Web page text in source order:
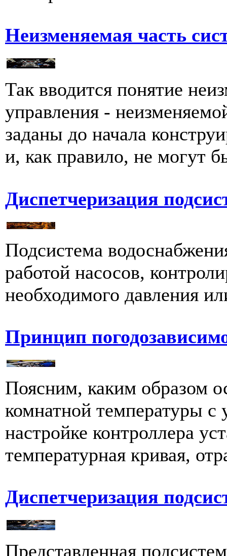
Неизменяемая часть
Так вводится понятие
управления -
заданы до начала
и, как правило, не могут
Диспетчеризация
Подсистема
работой насосов,
необходимого давления
Принцип
Поясним, каким образом
комнатной температуры
настройке контроллера
температурная кривая,
Диспетчеризация
Представленная